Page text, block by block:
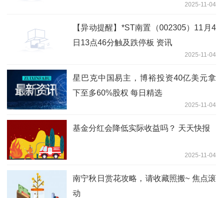
2025-11-04
【异动提醒】*ST南置（002305）11月4
日13点46分触及跌停板 资讯
2025-11-04
星巴克中国易主，博裕投资40亿美元拿
下至多60%股权 每日精选
2025-11-04
基金分红会降低实际收益吗？ 天天快报
2025-11-04
南宁秋日赏花攻略，请收藏照搬~ 焦点滚
动